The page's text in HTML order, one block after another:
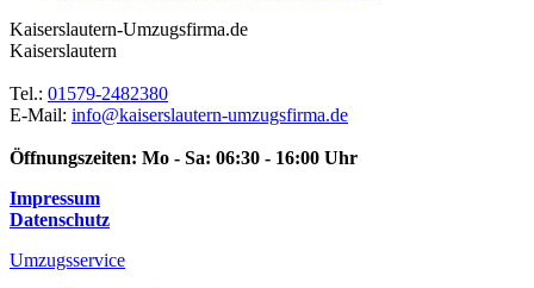
Kaiserslautern-Umzugsfirma.de
Kaiserslautern
Tel.: 01579-2482380
E-Mail: info@kaiserslautern-umzugsfirma.de
Öffnungszeiten: Mo - Sa: 06:30 - 16:00 Uhr
Impressum
Datenschutz
Umzugsservice